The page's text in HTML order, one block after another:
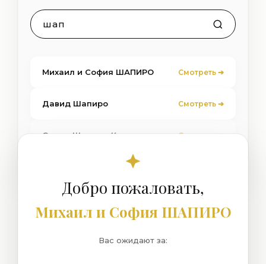
шап
Михаил и София ШАПИРО Смотреть ➔
Давид Шапиро Смотреть ➔
Семья Шапиро-Кац Смотреть ➔
Добро пожаловать,
Михаил и София ШАПИРО
Вас ожидают за: